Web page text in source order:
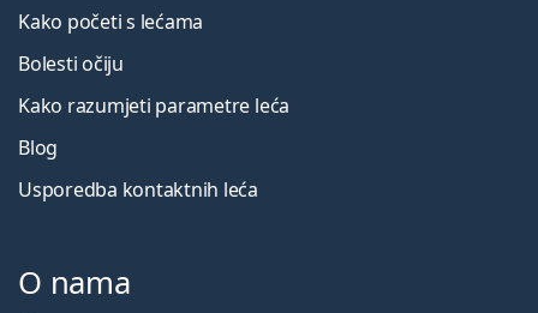
Kako početi s lećama
Bolesti očiju
Kako razumjeti parametre leća
Blog
Usporedba kontaktnih leća
O nama